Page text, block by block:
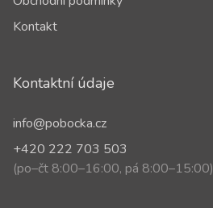
Kontakt
Kontaktní údaje
info@pobocka.cz
+420 222 703 503
(po–čt 8:00–16:00, pá 8:00–15:00)